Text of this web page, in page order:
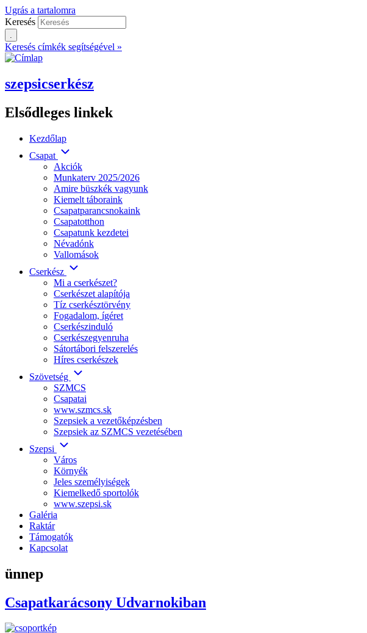
Ugrás a tartalomra
Keresés
Keresés címkék segítségével »
szepsicserkész
Elsődleges linkek
Kezdőlap
Csapat
Akciók
Munkaterv 2025/2026
Amire büszkék vagyunk
Kiemelt táboraink
Csapatparancsnokaink
Csapatotthon
Csapatunk kezdetei
Névadónk
Vallomások
Cserkész
Mi a cserkészet?
Cserkészet alapítója
Tíz cserkésztörvény
Fogadalom, ígéret
Cserkészinduló
Cserkészegyenruha
Sátortábori felszerelés
Híres cserkészek
Szövetség
SZMCS
Csapatai
www.szmcs.sk
Szepsiek a vezetőképzésben
Szepsiek az SZMCS vezetésében
Szepsi
Város
Környék
Jeles személyiségek
Kiemelkedő sportolók
www.szepsi.sk
Galéria
Raktár
Támogatók
Kapcsolat
ünnep
Csapatkarácsony Udvarnokiban